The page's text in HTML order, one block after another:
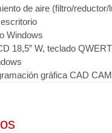
de aire (filtro/reductor/
Windows
18,5” W, teclado
gráfica CAD